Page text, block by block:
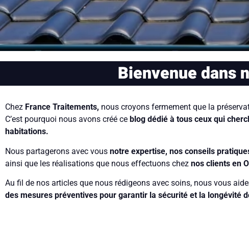
Bienvenue dans
Chez France Traitements, nous croyons fermement que la
C’est pourquoi nous avons créé ce blog dédié à tous ceux qui
habitations.
Nous partagerons avec vous notre expertise, nos conseils
ainsi que les réalisations que nous effectuons chez nos clients en
Au fil de nos articles que nous rédigeons avec soins, nous vous
des mesures préventives pour garantir la sécurité et la longévité